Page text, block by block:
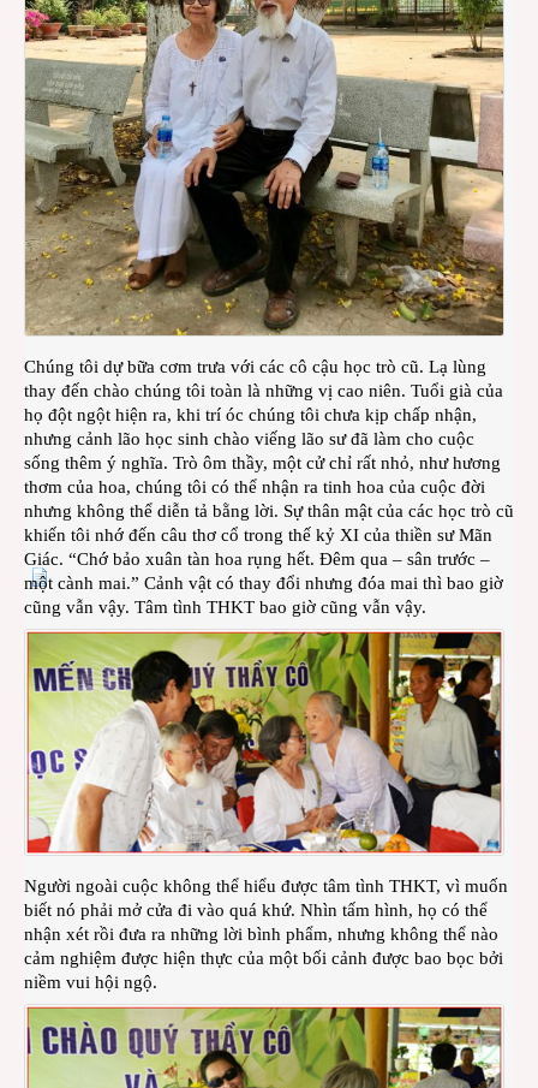
Chúng tôi dự bữa cơm trưa với các cô cậu học trò cũ. Lạ lùng
thay đến chào chúng tôi toàn là những vị cao niên. Tuổi già của
họ đột ngột hiện ra, khi trí óc chúng tôi chưa kịp chấp nhận,
nhưng cảnh lão học sinh chào viếng lão sư đã làm cho cuộc
sống thêm ý nghĩa. Trò ôm thầy, một cử chỉ rất nhỏ, như hương
thơm của hoa, chúng tôi có thể nhận ra tinh hoa của cuộc đời
nhưng không thể diễn tả bằng lời. Sự thân mật của các học trò cũ
khiến tôi nhớ đến câu thơ cổ trong thế kỷ XI của thiền sư Mãn
Giác. “Chớ bảo xuân tàn hoa rụng hết. Đêm qua – sân trước –
một cành mai.” Cảnh vật có thay đổi nhưng đóa mai thì bao giờ
cũng vẫn vậy. Tâm tình THKT bao giờ cũng vẫn vậy.
Người ngoài cuộc không thể hiểu được tâm tình THKT, vì muốn
biết nó phải mở cửa đi vào quá khứ. Nhìn tấm hình, họ có thể
nhận xét rồi đưa ra những lời bình phẩm, nhưng không thể nào
cảm nghiệm được hiện thực của một bối cảnh được bao bọc bởi
niềm vui hội ngộ.